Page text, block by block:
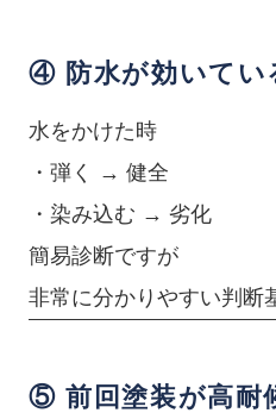
④ 防水が効いてい
水をかけた時
・弾く → 健全
・染み込む → 劣化
簡易診断ですが
非常に分かりやすい判断
⑤ 前回塗装が高耐